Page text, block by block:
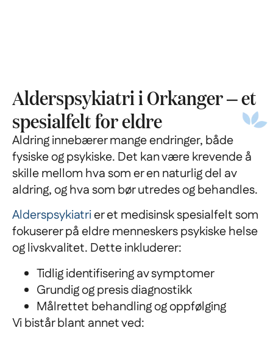
Alderspsykiatri i Orkanger – et
spesialfelt for eldre
Aldring innebærer mange endringer, både
fysiske og psykiske. Det kan være krevende å
skille mellom hva som er en naturlig del av
aldring, og hva som bør utredes og behandles.
Alderspsykiatrier et medisinsk spesialfelt som
fokuserer på eldre menneskers psykiske helse
og livskvalitet. Dette inkluderer:
Tidlig identifisering av symptomer
Grundig og presis diagnostikk
Målrettet behandling og oppfølging
Vi bistår blant annet ved: